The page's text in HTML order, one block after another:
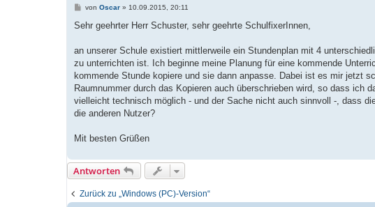
B
i
a
von Oscar» 10.09.2015, 20:11
Sehr geehrter Herr Schuster, sehr geehrte SchulfixerInnen,
an unserer Schule existiert mittlerweile ein Stundenplan mit 4
zu unterrichten ist. Ich beginne meine Planung für eine kommende
kommende Stunde kopiere und sie dann anpasse. Dabei ist es mir jetzt
Raumnummer durch das Kopieren auch überschrieben wird, so dass ich
vielleicht technisch möglich - und der Sache nicht auch sinnvoll -, dass
die anderen Nutzer?
Mit besten Grüßen
Antworten
Zurück zu „Windows (PC)-Version“